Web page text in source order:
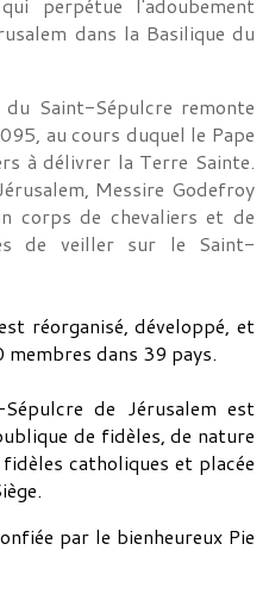
dans la Basilique du
Saint-Sépulcre remonte
au cours duquel le Pape
à délivrer la Terre Sainte.
Messire Godefroy
corps de chevaliers et de
de veiller sur le Saint-
réorganisé, développé, et
dans 39 pays.
de Jérusalem est
de fidèles, de nature
catholiques et placée
par le bienheureux Pie